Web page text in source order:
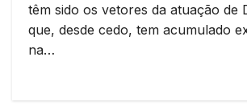
têm sido os vetores da atuação de
que, desde cedo, tem acumulado
na…